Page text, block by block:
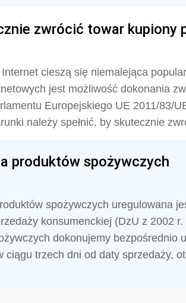
zwrócić towar kupiony
cieszą się niemalejąca
jest możliwość dokonania
Europejskiego UE 2011/83/
należy spełnić, by skutecznie
produktów spożywczych
spożywczych uregulowana
konsumenckiej (DzU z 2002
dokonujemy bezpośrednio
ciągu trzech dni od daty sprzedaży,